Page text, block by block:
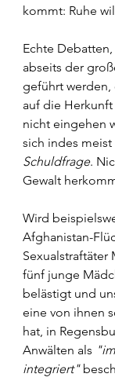
kommt: Ruhe
Echte
abseits der
geführt werden,
auf die
nicht eingehen
sich indes meist
Schuldfrage.
Gewalt
Wird
Afghanistan-
Sexualstraftäter
fünf junge
belästigt und
eine von ihnen
hat, in
Anwälten als
integriert"